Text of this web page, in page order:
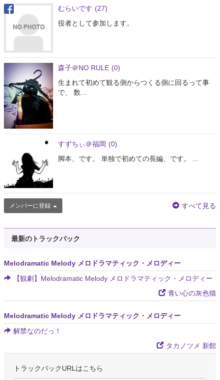
むらいです (27)
役者として参加します。
森子＠NO RULE (0)
生まれて初めて観る側からつくる側に回るって事
で、 数...
すずちぃ＠福岡 (0)
脚本、です。 単独で初めての長編、です。 ...
メンバーに登録 すべて見る
最新のトラックバック
Melodramatic Melody メロドラマティック・メロディー
【観劇】Melodramatic Melody メロドラマティック・メロディー
青い心の灰色猫
Melodramatic Melody メロドラマティック・メロディー
解禁なのだっ！
タカノツメ 新館
トラックバックURLはこちら